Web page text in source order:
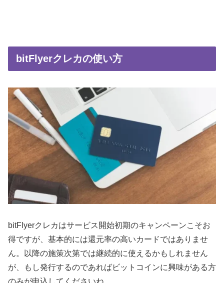
bitFlyerクレカの使い方
bitFlyerクレカはサービス開始初期のキャンペーンこそお
得ですが、基本的には還元率の高いカードではありませ
ん。以降の施策次第では継続的に使えるかもしれません
が、もし発行するのであればビットコインに興味がある方